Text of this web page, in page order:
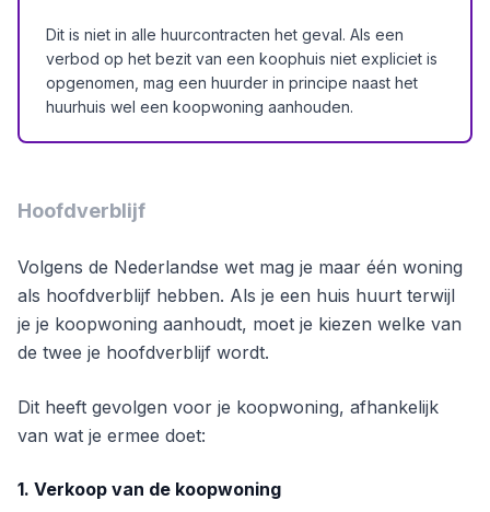
Dit is niet in alle huurcontracten het geval. Als een
verbod op het bezit van een koophuis niet expliciet is
opgenomen, mag een huurder in principe naast het
huurhuis wel een koopwoning aanhouden.
Hoofdverblijf
Volgens de Nederlandse wet mag je maar één woning
als hoofdverblijf hebben. Als je een huis huurt terwijl
je je koopwoning aanhoudt, moet je kiezen welke van
de twee je hoofdverblijf wordt.
Dit heeft gevolgen voor je koopwoning, afhankelijk
van wat je ermee doet:
1. Verkoop van de koopwoning